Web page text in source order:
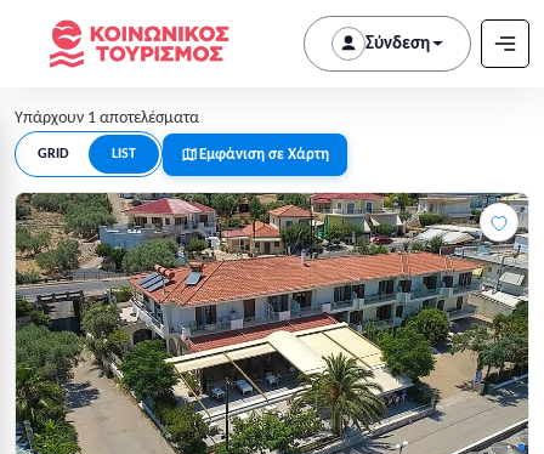
Σύνδεση
Υπάρχουν 1 αποτελέσματα
GRID LIST Εμφάνιση σε Χάρτη